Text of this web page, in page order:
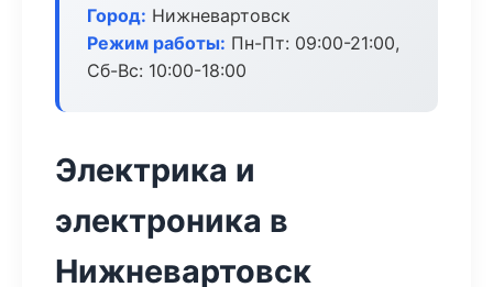
Город: Нижневартовск
Режим работы: Пн-Пт: 09:00-21:00,
Сб-Вс: 10:00-18:00
Электрика и
электроника в
Нижневартовск